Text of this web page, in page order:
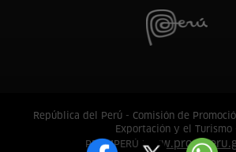
República del Perú - Comisión de
Exportación y el Turismo
PROMPERÚ